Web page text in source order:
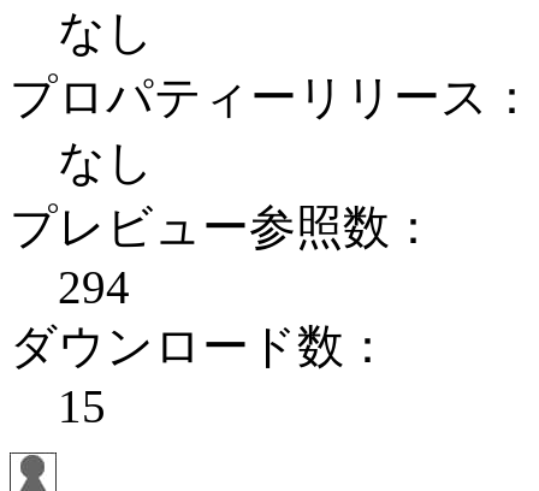
なし
プロパティーリリース：
なし
プレビュー参照数：
294
ダウンロード数：
15